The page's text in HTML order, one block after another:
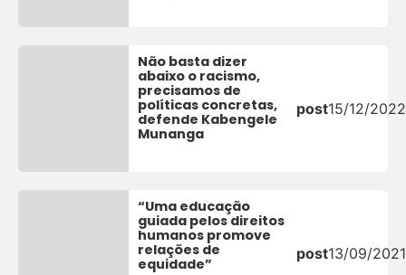
Não basta dizer
abaixo o racismo,
precisamos de
políticas concretas,
defende Kabengele
Munanga
post15/12/2022
“Uma educação
guiada pelos direitos
humanos promove
relações de
equidade”
post13/09/2021